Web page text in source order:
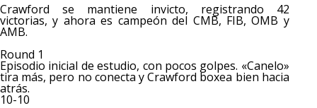
Crawford se mantiene invicto, registrando 42
victorias, y ahora es campeón del CMB, FIB, OMB y
AMB.
Round 1
Episodio inicial de estudio, con pocos golpes. «Canelo»
tira más, pero no conecta y Crawford boxea bien hacia
atrás.
10-10